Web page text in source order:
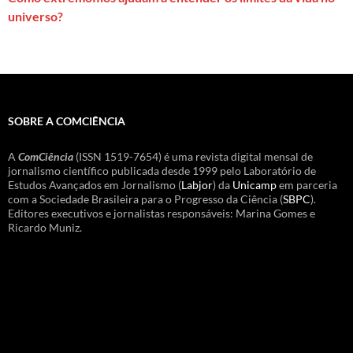
universo?
SOBRE A COMCIÊNCIA
A ComCiência (ISSN 1519-7654) é uma revista digital mensal de
jornalismo científico publicada desde 1999 pelo Laboratório de
Estudos Avançados em Jornalismo (Labjor) da Unicampem parceria
com a Sociedade Brasileira para o Progresso da Ciência (SBPC).
Editores executivos e jornalistas responsáveis: Marina Gomes e
Ricardo Muniz.